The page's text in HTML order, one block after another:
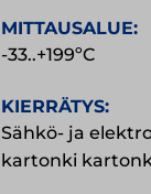
MITTAUSALUE:
-33..+199ºC
KIERRÄTYS:
Sähkö- ja
kartonki